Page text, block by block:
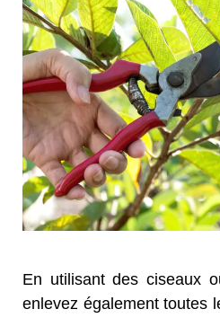
En utilisant des ciseaux
enlevez également toutes